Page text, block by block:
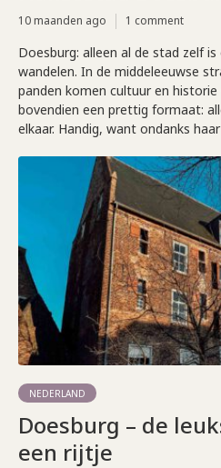
10 maanden ago 1 comment
Doesburg: alleen al de stad zelf
wandelen. In de middeleeuwse
panden komen cultuur en
bovendien een prettig formaat:
elkaar. Handig, want ondanks
NEDERLAND
Doesburg – de
een rijtje